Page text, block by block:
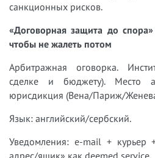
санкционных рисков.
«Договорная защита до
чтобы не жалеть потом
Арбитражная оговорка.
сделке и бюджету). Место
юрисдикция (Вена/Париж/
Язык: английский/сербский.
Уведомления: e-mail + курьер